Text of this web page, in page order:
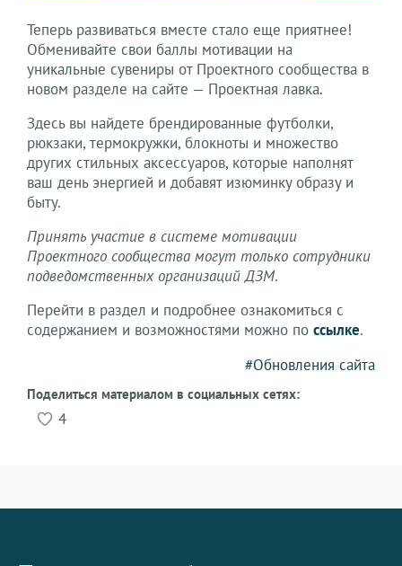
Теперь развиваться вместе стало еще приятнее!
Обменивайте свои баллы мотивации на
уникальные сувениры от Проектного сообщества в
новом разделе на сайте — Проектная лавка.
Здесь вы найдете брендированные футболки,
рюкзаки, термокружки, блокноты и множество
других стильных аксессуаров, которые наполнят
ваш день энергией и добавят изюминку образу и
быту.
Принять участие в системе мотивации
Проектного сообщества могут только сотрудники
подведомственных организаций ДЗМ.
Перейти в раздел и подробнее ознакомиться с
содержанием и возможностями можно по ссылке.
#Обновления сайта
Поделиться материалом в социальных сетях:
4